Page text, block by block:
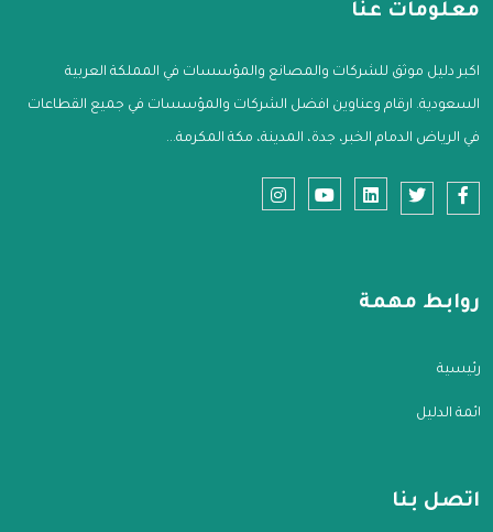
معلومات عنا
اكبر دليل موثق للشركات والمصانع والمؤسسات في المملكة العربية
السعودية. ارقام وعناوين افضل الشركات والمؤسسات في جميع القطاعات
في الرياض الدمام الخبر، جدة، المدينة، مكة المكرمة...
روابط مهمة
الرئيسية
قائمة الدليل
اتصل بنا